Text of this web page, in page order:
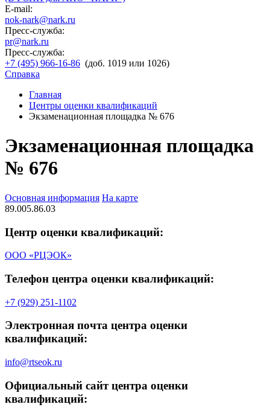
E-mail:
nok-nark@nark.ru
Пресс-служба:
pr@nark.ru
Пресс-служба:
+7 (495) 966-16-86 (доб. 1019 или 1026)
Справка
Главная
Центры оценки квалификаций
Экзаменационная площадка № 676
Экзаменационная площадка
№ 676
Основная информация На карте
89.005.86.03
Центр оценки квалификаций:
ООО «РЦЭОК»
Телефон центра оценки квалификаций:
+7 (929) 251-1102
Электронная почта центра оценки
квалификаций:
info@rtseok.ru
Официальный сайт центра оценки
квалификаций: